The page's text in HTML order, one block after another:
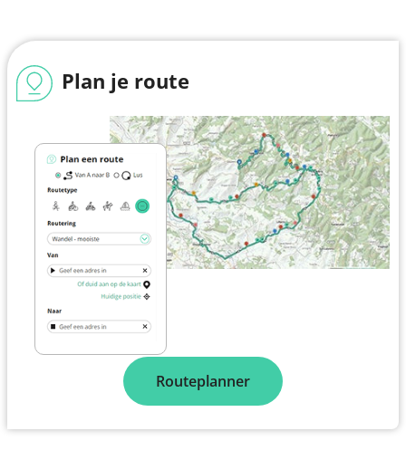
Plan je route
Routeplanner